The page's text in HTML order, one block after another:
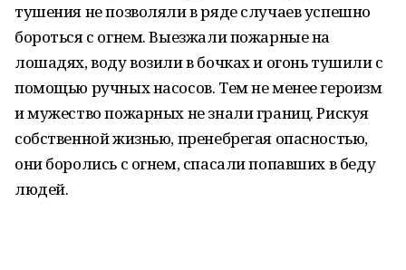
тушения не позволяли в ряде случаев успешно
бороться с огнем. Выезжали пожарные на
лошадях, воду возили в бочках и огонь тушили с
помощью ручных насосов. Тем не менее героизм
и мужество пожарных не знали границ. Рискуя
собственной жизнью, пренебрегая опасностью,
они боролись с огнем, спасали попавших в беду
людей.